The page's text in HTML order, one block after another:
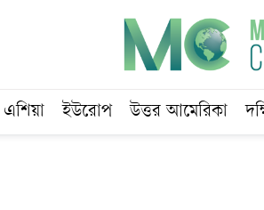
এশিয়া ইউরোপ উত্তর আমেরিকা